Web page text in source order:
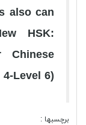
also can
HSK:
Chinese
Level 6).
برچسبها :